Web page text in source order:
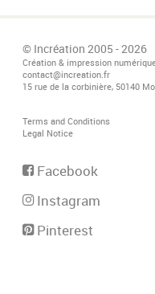
© Incréation 2005 - 2026
Création & impression
contact@increation.fr
15 rue de la corbinière, 50140
Terms and Conditions
Legal Notice
Facebook
Instagram
Pinterest